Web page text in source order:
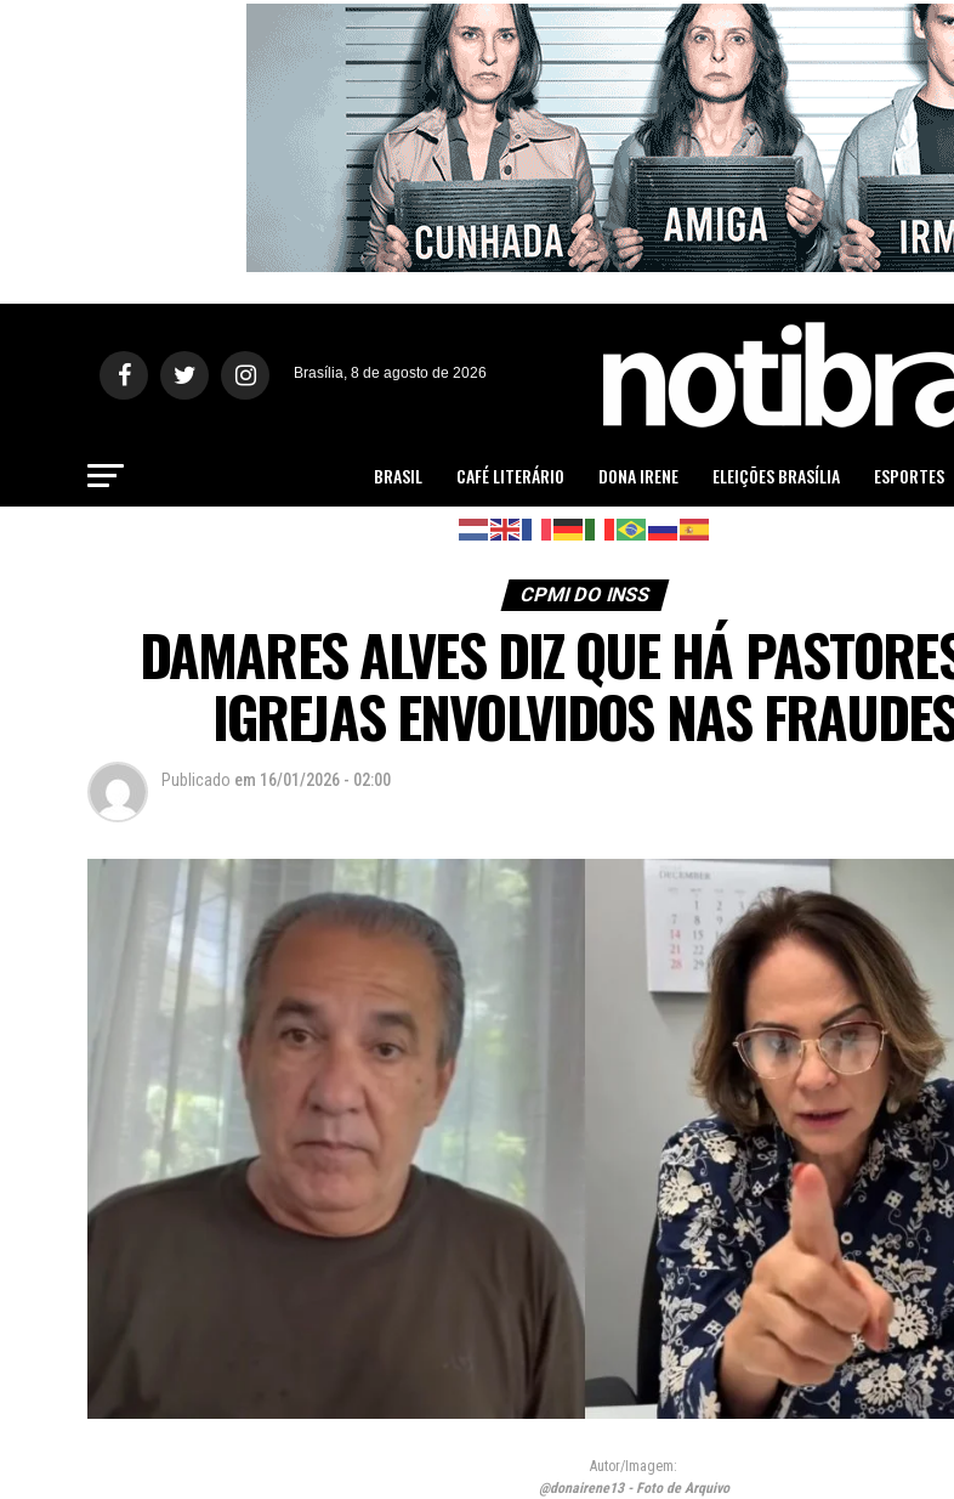
Brasília, 8 de agosto de 2026
BRASIL CAFÉ LITERÁRIO DONA IRENE ELEIÇÕES BRASÍLIA ESPORTES
CPMI DO INSS
DAMARES ALVES DIZ QUE HÁ
IGREJAS ENVOLVIDOS NAS
Publicado em 16/01/2026 - 02:00
Autor/Imagem:
@donairene13 - Foto de Arquivo